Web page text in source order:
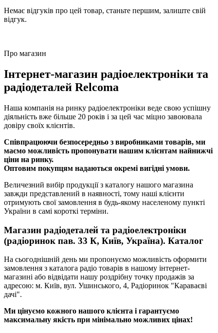
Немає відгуків про цей товар, станьте першим, залиште свій
відгук.
Про магазин
Інтернет-магазин радіоелектроніки та
радіодеталей Relcoma
Наша компанія на ринку радіоелектроніки веде свою успішну
діяльність вже більше 20 років і за цей час міцно завоювала
довіру своїх клієнтів.
Співпрацюючи безпосередньо з виробниками товарів, ми
маємо можливість пропонувати нашим клієнтам найнижчі
ціни на ринку.
Оптовим покупцям надаються окремі вигідні умови.
Величезний вибір продукції з каталогу нашого магазина
завжди представлений в наявності, тому наші клієнти
отримують свої замовлення в будь-якому населеному пункті
України в самі короткі терміни.
Магазин радіодеталей та радіоелектроніки
(радіоринок пав. 33 К, Київ, Україна). Каталог
На сьогоднішній день ми пропонуємо можливість оформити
замовлення з каталога радіо товарів в нашому інтернет-
магазині або відвідати нашу роздрібну точку продажів за
адресою: м. Київ, вул. Ушинського, 4, Радіоринок "Караваєві
дачі".
Ми цінуємо кожного нашого клієнта і гарантуємо
максимальну якість при мінімально можливих цінах!